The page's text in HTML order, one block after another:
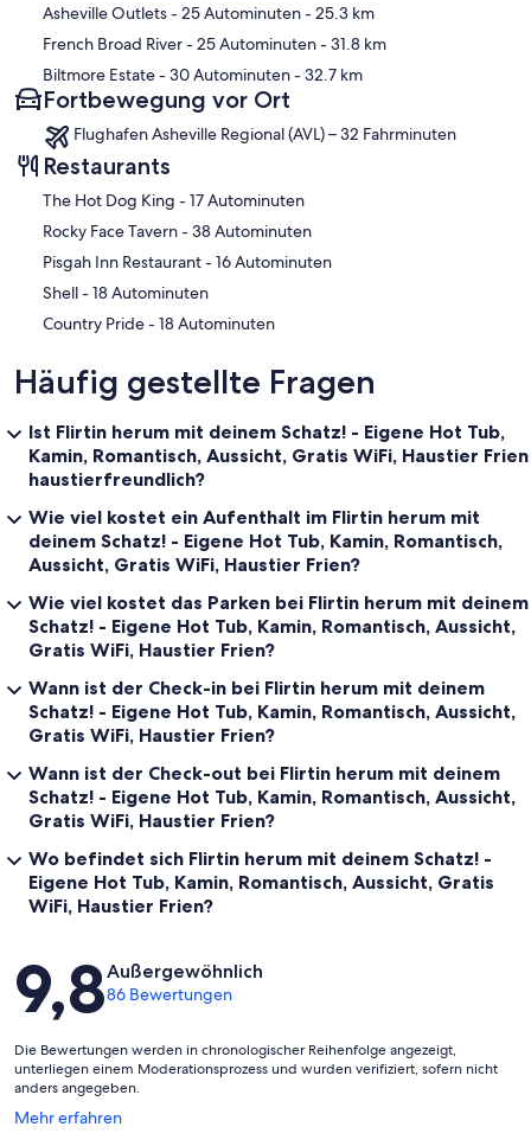
Asheville Outlets- 25 Autominuten- 25.3 km
French Broad River- 25 Autominuten- 31.8 km
Biltmore Estate- 30 Autominuten- 32.7 km
Fortbewegung vor Ort
Flughafen Asheville Regional (AVL) – 32 Fahrminuten
Restaurants
‪The Hot Dog King - ‬17 Autominuten
‪Rocky Face Tavern - ‬38 Autominuten
‪Pisgah Inn Restaurant - ‬16 Autominuten
‪Shell - ‬18 Autominuten
‪Country Pride - ‬18 Autominuten
Häufig gestellte Fragen
Ist Flirtin herum mit deinem Schatz! - Eigene Hot Tub,
Kamin, Romantisch, Aussicht, Gratis WiFi, Haustier Frien
haustierfreundlich?
Wie viel kostet ein Aufenthalt im Flirtin herum mit
deinem Schatz! - Eigene Hot Tub, Kamin, Romantisch,
Aussicht, Gratis WiFi, Haustier Frien?
Wie viel kostet das Parken bei Flirtin herum mit deinem
Schatz! - Eigene Hot Tub, Kamin, Romantisch, Aussicht,
Gratis WiFi, Haustier Frien?
Wann ist der Check-in bei Flirtin herum mit deinem
Schatz! - Eigene Hot Tub, Kamin, Romantisch, Aussicht,
Gratis WiFi, Haustier Frien?
Wann ist der Check-out bei Flirtin herum mit deinem
Schatz! - Eigene Hot Tub, Kamin, Romantisch, Aussicht,
Gratis WiFi, Haustier Frien?
Wo befindet sich Flirtin herum mit deinem Schatz! -
Eigene Hot Tub, Kamin, Romantisch, Aussicht, Gratis
WiFi, Haustier Frien?
Bewertungen
9,8Außergewöhnlich
86 Bewertungen
Die Bewertungen werden in chronologischer Reihenfolge angezeigt,
unterliegen einem Moderationsprozess und wurden verifiziert, sofern nicht
anders angegeben.
Mehr erfahren
Wird